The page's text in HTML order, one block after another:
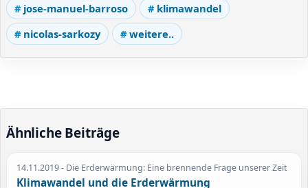
jose-manuel-barroso
klimawandel
nicolas-sarkozy
weitere..
Ähnliche Beiträge
14.11.2019- Die Erderwärmung: Eine brennende Frage unserer Zeit
Klimawandel und die Erderwärmung